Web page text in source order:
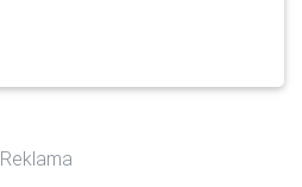
Reklama